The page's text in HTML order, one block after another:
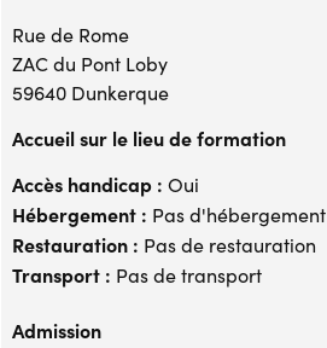
Rue de Rome
ZAC du Pont Loby
59640 Dunkerque
Accueil sur le lieu de formation
Accès handicap : Oui
Hébergement : Pas d'hébergement
Restauration : Pas de restauration
Transport : Pas de transport
Admission